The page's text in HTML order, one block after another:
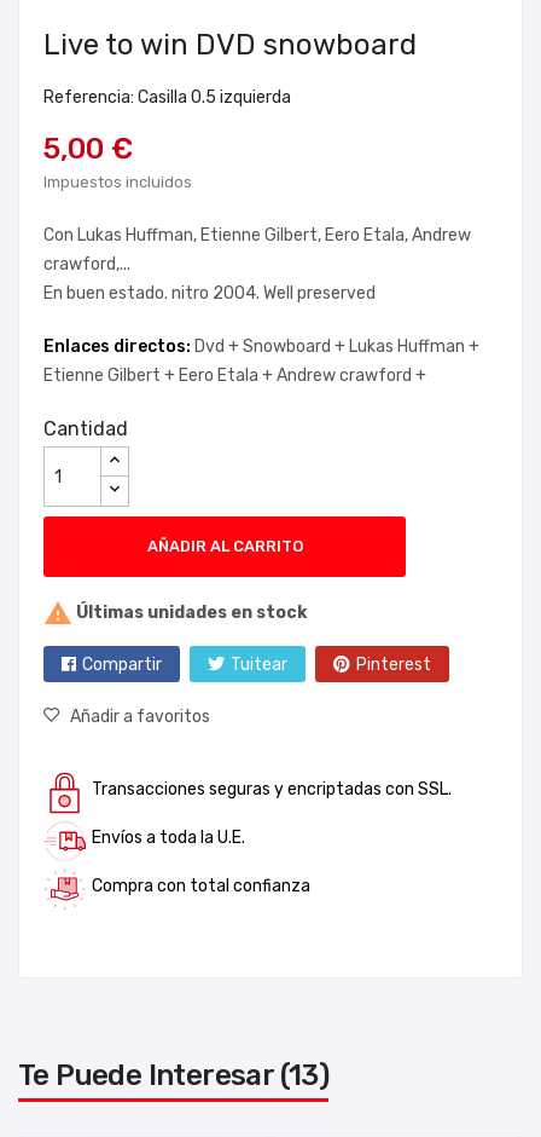
Live to win DVD snowboard
Referencia: Casilla 0.5 izquierda
5,00 €
Impuestos incluidos
Con Lukas Huffman, Etienne Gilbert, Eero Etala, Andrew
crawford,...
En buen estado. nitro 2004. Well preserved
Enlaces directos: Dvd +Snowboard + Lukas Huffman +
Etienne Gilbert + Eero Etala +Andrew crawford +
Cantidad
AÑADIR AL CARRITO
 Últimas unidades en stock
Compartir Tuitear Pinterest
Añadir a favoritos
Transacciones seguras y encriptadas con SSL.
Envíos a toda la U.E.
Compra con total confianza
Te Puede Interesar (13)